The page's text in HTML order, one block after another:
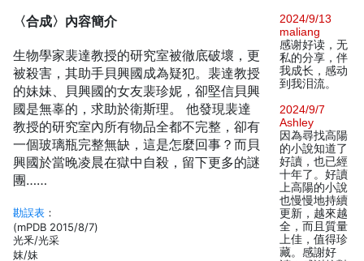
〈合成〉內容簡介
生物學家裴達教授的研究室被徹底破壞，更
被殺害，其助手貝興國成為疑犯。裴達教授
的妹妹、貝興國的女友裴珍妮，卻堅信貝興
國是無辜的，求助於衛斯理。 他發現裴達
教授的研究室內所有物品全都不完整，卻有
一個玻璃瓶完整無缺，這是怎麼回事？而貝
興國於當晚凌晨在獄中自殺，留下更多的謎
團……
勘誤表 ：
(mPDB 2015/8/7)
光釆/光采
妺/妹
2024/9/13
maliang
感谢好读，无
私的分享，伴
我成长，感动
到我泪流。
2024/9/7
Ashley
因為尋找高陽
的小說知道了
好讀，也已經
十年了。好讀
上高陽的小說
也慢慢地持續
更新，越來越
全，而且質量
上佳，值得珍
藏。感謝好